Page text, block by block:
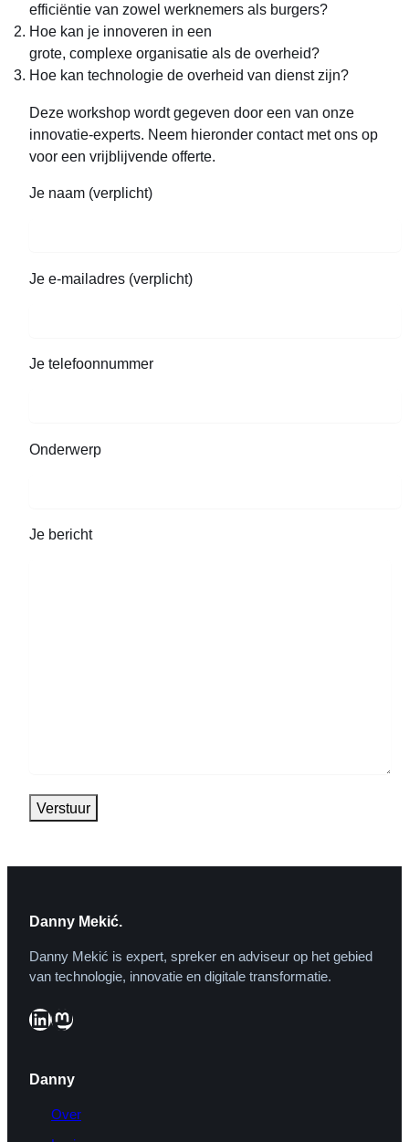
efficiëntie van zowel werknemers als burgers?
Hoe kan je innoveren in een
grote, complexe organisatie als de overheid?
Hoe kan technologie de overheid van dienst zijn?
Deze workshop wordt gegeven door een van onze
innovatie-experts. Neem hieronder contact met ons op
voor een vrijblijvende offerte.
Je naam (verplicht)
Je e-mailadres (verplicht)
Je telefoonnummer
Onderwerp
Je bericht
Danny Mekić.
Danny Mekić is expert, spreker en adviseur op het gebied
van technologie, innovatie en digitale transformatie.
LinkedIn Mastodon
Danny
Over